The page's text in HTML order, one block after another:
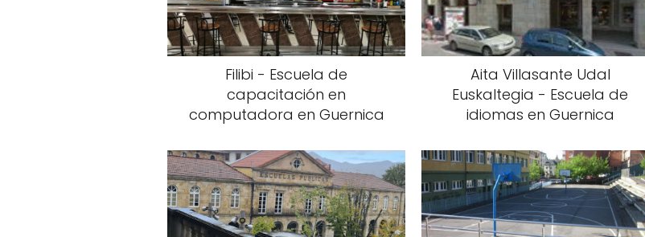
Filibi - Escuela de
capacitación en
computadora en Guernica
Aita Villasante Udal
Euskaltegia - Escuela de
idiomas en Guernica